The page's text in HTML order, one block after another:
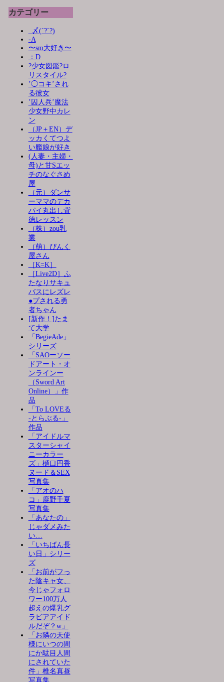
カテゴリー
_〆(´?`?)
-A
〜sm大好き〜
：D
?少女図鑑?ロ
リスタイル?
’◯コキ’され
る彼女
’囚人兵’魔法
少女野中カレ
ン
（JP＋EN）デ
ッカくてつよ
い艦娘が好き
(人妻・主婦・
母)と甘Sエッ
チのなぐさめ
屋
（元）ダンサ
ーママのデカ
パイ丸出し背
徳レッスン
（株）zou乳
業
（萌）ぴんく
屋さん
［K=K］
［Live2D］ふ
たなりサキュ
バスにレズレ
●プされる勇
者ちゃん
[新作！]たま
て大学
「BegieAde」
シリーズ
「SAOーソー
ドアート・オ
ンラインー
（Sword Art
Online）」作
品
「To LOVEる
-とらぶる-」
作品
「アイドルマ
スターシャイ
ニーカラー
ズ」樋口円香
ヌード＆SEX
写真集
「アオのハ
コ」鹿野千夏
写真集
「あなたの」
じゃダメみた
い…
「いちばん長
い日」シリー
ズ
「お前がフっ
た陰キャ女、
今じゃフォロ
ワー100万人
超えの爆乳グ
ラビアアイド
ルだぞ？w」
「お隣の天使
様にいつの間
にか駄目人間
にされていた
件」椎名真昼
写真集